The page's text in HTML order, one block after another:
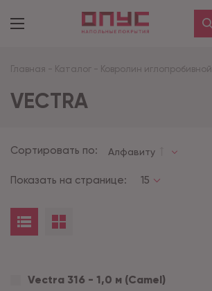
Главная - Каталог - Ковролин иглопробивной
VECTRA
Сортировать по: Алфавиту
Показать на странице: 15
Vectra 316 - 1,0 м (Camel)